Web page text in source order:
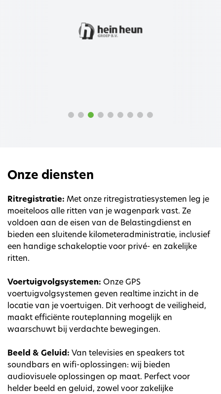
Onze diensten
Ritregistratie: Met onze ritregistratiesystemen leg je
moeiteloos alle ritten van je wagenpark vast. Ze
voldoen aan de eisen van de Belastingdienst en
bieden een sluitende kilometeradministratie, inclusief
een handige schakeloptie voor privé- en zakelijke
ritten.
Voertuigvolgsystemen: Onze GPS
voertuigvolgsystemen geven realtime inzicht in de
locatie van je voertuigen. Dit verhoogt de veiligheid,
maakt efficiënte routeplanning mogelijk en
waarschuwt bij verdachte bewegingen.
Beeld & Geluid: Van televisies en speakers tot
soundbars en wifi-oplossingen: wij bieden
audiovisuele oplossingen op maat. Perfect voor
helder beeld en geluid, zowel voor zakelijke